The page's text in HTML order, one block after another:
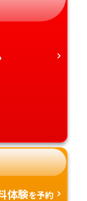
体験を予約